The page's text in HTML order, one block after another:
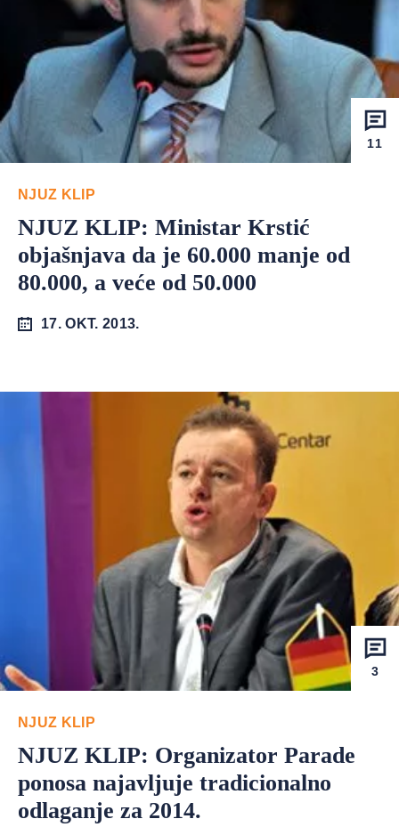
11
NJUZ KLIP
NJUZ KLIP: Ministar Krstić
objašnjava da je 60.000 manje od
80.000, a veće od 50.000
17. OKT. 2013.
3
NJUZ KLIP
NJUZ KLIP: Organizator Parade
ponosa najavljuje tradicionalno
odlaganje za 2014.